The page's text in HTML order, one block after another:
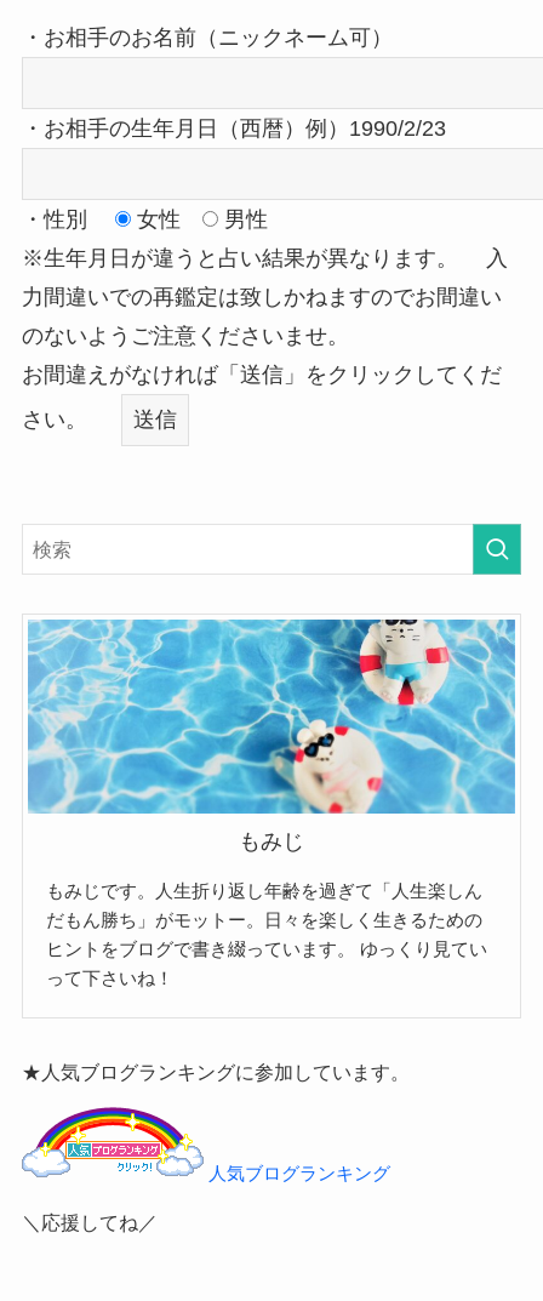
・お相手のお名前（ニックネーム可）
・お相手の生年月日（西暦）例）1990/2/23
・性別 女性
男性
※生年月日が違うと占い結果が異なります。
入
力間違いでの再鑑定は致しかねますのでお間違い
のないようご注意くださいませ。
お間違えがなければ「送信」をクリックしてくだ
さい。
もみじ
もみじです。人生折り返し年齢を過ぎて「人生楽しん
だもん勝ち」がモットー。日々を楽しく生きるための
ヒントをブログで書き綴っています。
ゆっくり見てい
って下さいね！
★人気ブログランキングに参加しています。
人気ブログランキング
＼応援してね／